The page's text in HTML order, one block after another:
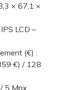
× 67,1 ×
LCD –
(€) :
€) / 128
5 Mpx